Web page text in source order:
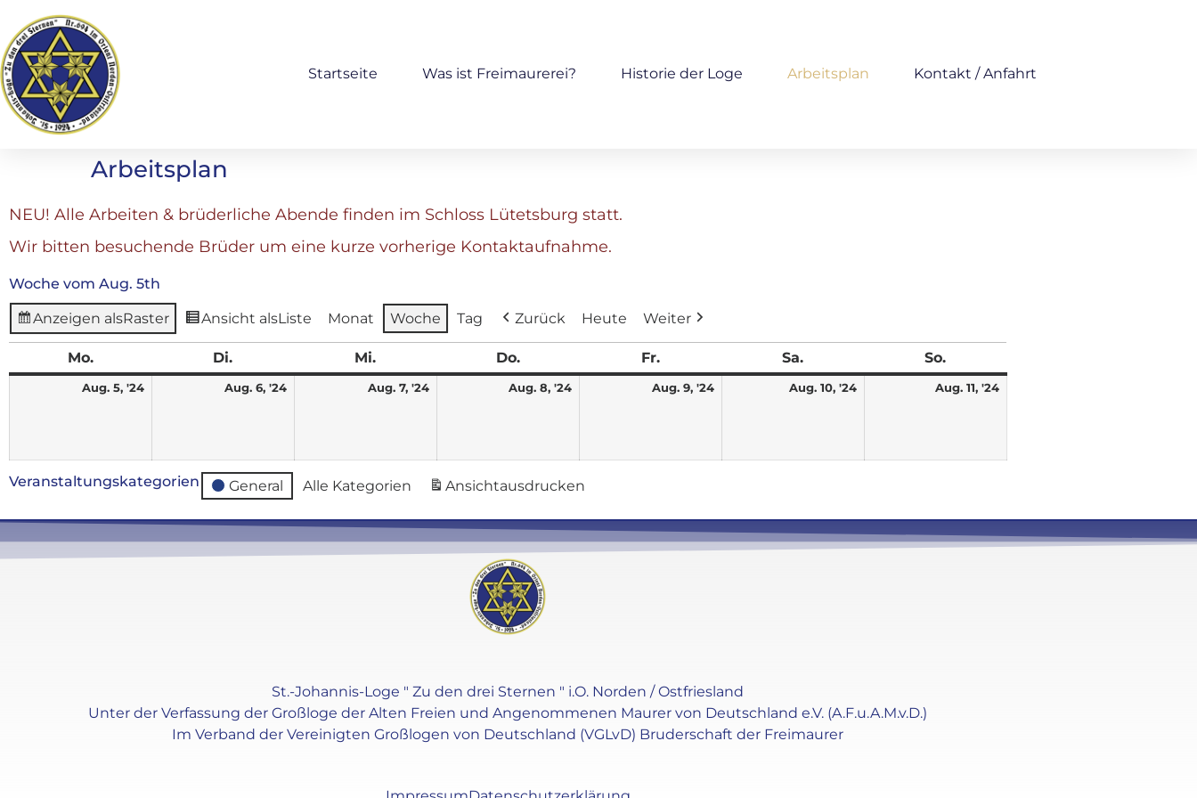
Startseite Was ist Freimaurerei? Historie der Loge Arbeitsplan Kontakt / Anfahrt
Arbeitsplan
NEU! Alle Arbeiten & brüderliche Abende finden im Schloss Lütetsburg statt.
Wir bitten besuchende Brüder um eine kurze vorherige Kontaktaufnahme.
Woche vom Aug. 5th
Anzeigen alsRaster Ansicht alsListe Monat Woche Tag Zurück Heute Weiter
Mo. Di. Mi. Do. Fr. Sa. So.
Aug. 5, '24 Aug. 6, '24 Aug. 7, '24 Aug. 8, '24 Aug. 9, '24 Aug. 10, '24 Aug. 11, '24
Veranstaltungskategorien General Alle Kategorien Ansichtausdrucken
St.-Johannis-Loge " Zu den drei Sternen " i.O. Norden / Ostfriesland
Unter der Verfassung der Großloge der Alten Freien und Angenommenen Maurer von Deutschland e.V. (A.F.u.A.M.v.D.)
Im Verband der Vereinigten Großlogen von Deutschland (VGLvD) Bruderschaft der Freimaurer